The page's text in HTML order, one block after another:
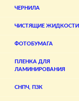
ЧЕРНИЛА
ЧИСТЯЩИЕ ЖИДКОСТИ
ФОТОБУМАГА
ПЛЕНКА ДЛЯ
ЛАМИНИРОВАНИЯ
СНПЧ, ПЗК